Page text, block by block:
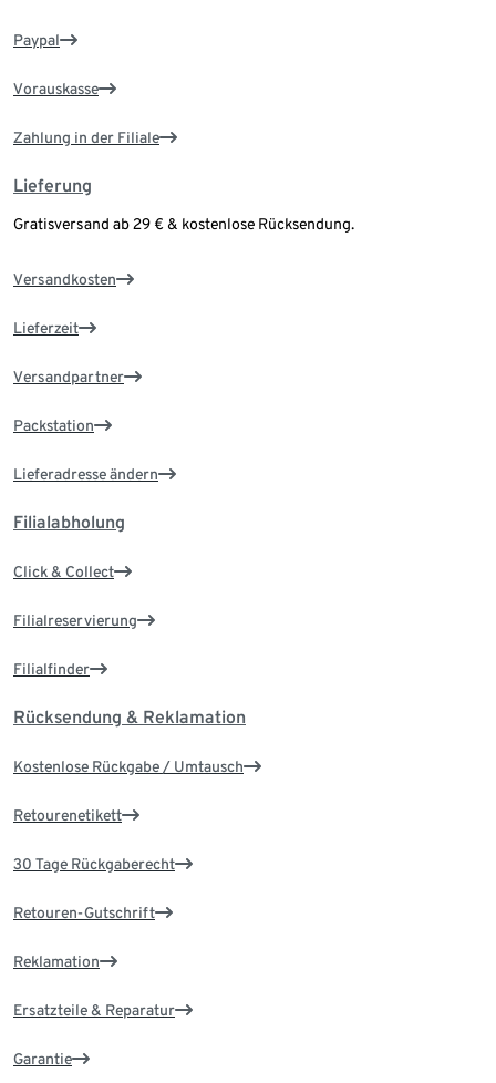
Paypal
Vorauskasse
Zahlung in der Filiale
Lieferung
Gratisversand ab 29 € & kostenlose Rücksendung.
Versandkosten
Lieferzeit
Versandpartner
Packstation
Lieferadresse ändern
Filialabholung
Click & Collect
Filialreservierung
Filialfinder
Rücksendung & Reklamation
Kostenlose Rückgabe / Umtausch
Retourenetikett
30 Tage Rückgaberecht
Retouren-Gutschrift
Reklamation
Ersatzteile & Reparatur
Garantie